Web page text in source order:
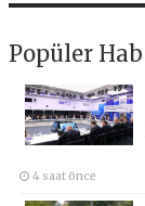
Popüler
4 saat önce